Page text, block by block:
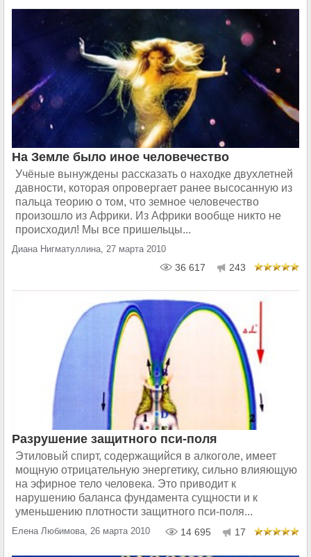
На Земле было иное человечество
Учёные вынуждены рассказать о находке двухлетней
давности, которая опровергает ранее высосанную из
пальца теорию о том, что земное человечество
произошло из Африки. Из Африки вообще никто не
происходил! Мы все пришельцы...
Диана Нигматуллина, 27 марта 2010
36 617 243
Разрушение защитного пси-поля
Этиловый спирт, содержащийся в алкоголе, имеет
мощную отрицательную энергетику, сильно влияющую
на эфирное тело человека. Это приводит к
нарушению баланса фундамента сущности и к
уменьшению плотности защитного пси-поля...
Елена Любимова, 26 марта 2010 14 695 17